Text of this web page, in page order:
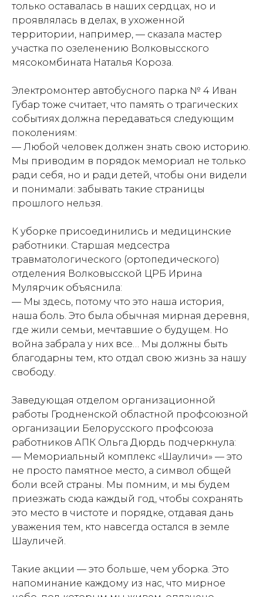
только оставалась в наших сердцах, но и
проявлялась в делах, в ухоженной
территории, например, — сказала мастер
участка по озеленению Волковысского
мясокомбината Наталья Короза.
Электромонтер автобусного парка № 4 Иван
Губар тоже считает, что память о трагических
событиях должна передаваться следующим
поколениям:
— Любой человек должен знать свою историю.
Мы приводим в порядок мемориал не только
ради себя, но и ради детей, чтобы они видели
и понимали: забывать такие страницы
прошлого нельзя.
К уборке присоединились и медицинские
работники. Старшая медсестра
травматологического (ортопедического)
отделения Волковысской ЦРБ Ирина
Мулярчик объяснила:
— Мы здесь, потому что это наша история,
наша боль. Это была обычная мирная деревня,
где жили семьи, мечтавшие о будущем. Но
война забрала у них все… Мы должны быть
благодарны тем, кто отдал свою жизнь за нашу
свободу.
Заведующая отделом организационной
работы Гродненской областной профсоюзной
организации Белорусского профсоюза
работников АПК Ольга Дюрдь подчеркнула:
— Мемориальный комплекс «Шауличи» — это
не просто памятное место, а символ общей
боли всей страны. Мы помним, и мы будем
приезжать сюда каждый год, чтобы сохранять
это место в чистоте и порядке, отдавая дань
уважения тем, кто навсегда остался в земле
Шауличей.
Такие акции — это больше, чем уборка. Это
напоминание каждому из нас, что мирное